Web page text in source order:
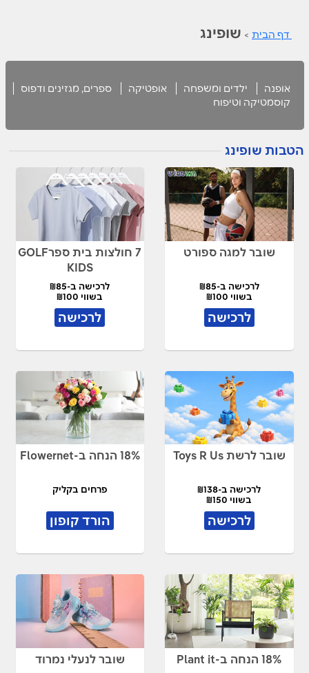
דף הבית > שופינג
אופנה ילדים ומשפחה אופטיקה
ספרים, מגזינים ודפוס
קוסמטיקה וטיפוח
הטבות שופינג
שובר למגה ספורט
לרכישה ב-₪85
בשווי ₪100
לרכישה
7 חולצות בית ספרGOLF
KIDS
לרכישה ב-₪85
בשווי ₪100
לרכישה
שובר לרשת Toys R Us
לרכישה ב-₪138
בשווי ₪150
לרכישה
18% הנחה ב-Flowernet
פרחים בקליק
הורד קופון
18% הנחה ב-Plant it שובר לנעלי נמרוד